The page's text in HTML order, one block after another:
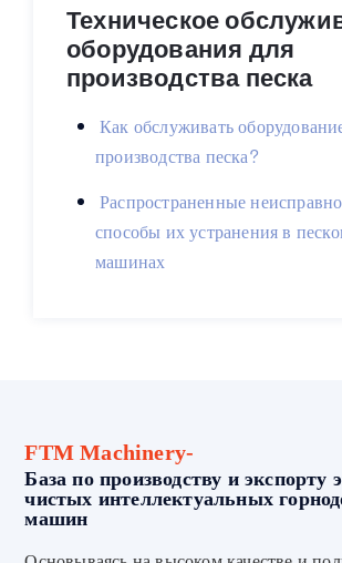
Техническое
оборудования для
производства песка
Как обслуживать
производства песка?
Распространенные
способы их устранения в
машинах
FTM Machinery-
База по производству и экспорту
чистых интеллектуальных
машин